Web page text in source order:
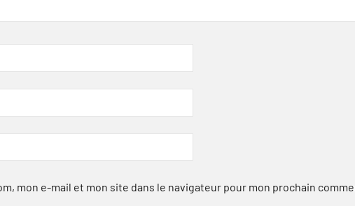
mon e-mail et mon site dans le navigateur pour mon prochain